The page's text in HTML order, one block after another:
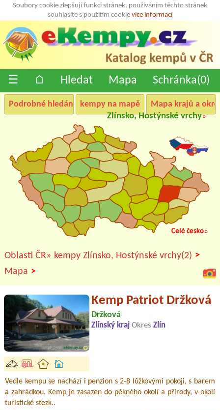
Soubory cookie zlepšují funkci stránek, používáním těchto stránek
souhlasíte s použitím cookie více informací
☰ ⌂ Hledat Mapa Schránka(0)
Podrobné hledání kempy na mapě
Mapa krajů a
Zlínsko, Hostýnské vrchy»
Celé česko»
Oblasti ČR» kempy Zlínsko, Hostýnské vrchy(2) >
Mapa >
Kemp Patriot Držková
Držková
Zlínský kraj Okres Zlín
Vedle kempu se nachází i penzion s 2-8 lůžkovými pokoji, s barem
a zahrádkou. Kemp je zasazen do pěkného okolí a přírody, v okolí
turistické stezk..